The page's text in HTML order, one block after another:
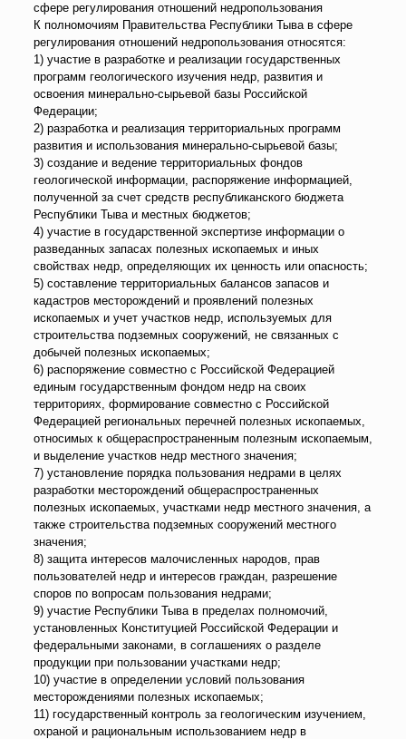
сфере регулирования отношений недропользования
К полномочиям Правительства Республики Тыва в сфере
регулирования отношений недропользования относятся:
1) участие в разработке и реализации государственных
программ геологического изучения недр, развития и
освоения минерально-сырьевой базы Российской
Федерации;
2) разработка и реализация территориальных программ
развития и использования минерально-сырьевой базы;
3) создание и ведение территориальных фондов
геологической информации, распоряжение информацией,
полученной за счет средств республиканского бюджета
Республики Тыва и местных бюджетов;
4) участие в государственной экспертизе информации о
разведанных запасах полезных ископаемых и иных
свойствах недр, определяющих их ценность или опасность;
5) составление территориальных балансов запасов и
кадастров месторождений и проявлений полезных
ископаемых и учет участков недр, используемых для
строительства подземных сооружений, не связанных с
добычей полезных ископаемых;
6) распоряжение совместно с Российской Федерацией
единым государственным фондом недр на своих
территориях, формирование совместно с Российской
Федерацией региональных перечней полезных ископаемых,
относимых к общераспространенным полезным ископаемым,
и выделение участков недр местного значения;
7) установление порядка пользования недрами в целях
разработки месторождений общераспространенных
полезных ископаемых, участками недр местного значения, а
также строительства подземных сооружений местного
значения;
8) защита интересов малочисленных народов, прав
пользователей недр и интересов граждан, разрешение
споров по вопросам пользования недрами;
9) участие Республики Тыва в пределах полномочий,
установленных Конституцией Российской Федерации и
федеральными законами, в соглашениях о разделе
продукции при пользовании участками недр;
10) участие в определении условий пользования
месторождениями полезных ископаемых;
11) государственный контроль за геологическим изучением,
охраной и рациональным использованием недр в